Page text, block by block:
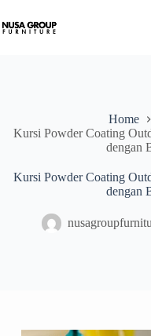
Home
Kursi Powder Coating
dengan
Kursi Powder Coating
dengan